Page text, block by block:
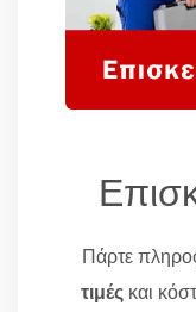
Πάρτε
τιμές και